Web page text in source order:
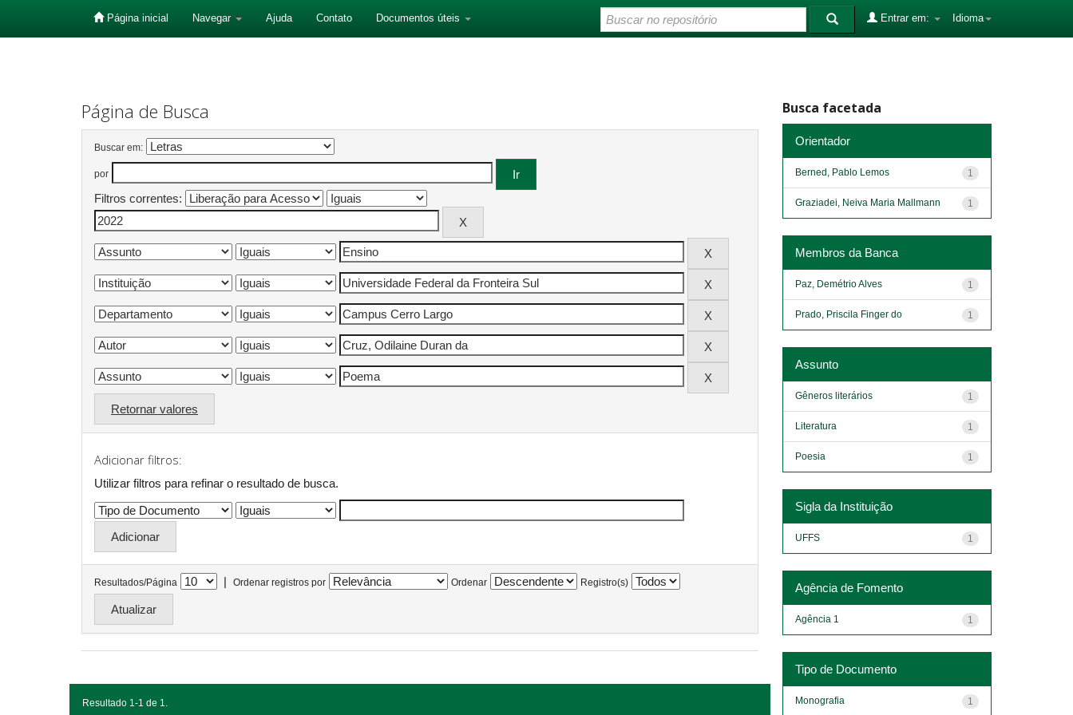
Página inicial Navegar Ajuda Contato Documentos úteis Idioma
Entrar em:
Página de Busca
Buscar em:
por
Filtros correntes:
Retornar valores
Adicionar filtros:
Utilizar filtros para refinar o resultado de busca.
Resultados/Página | Ordenar registros por Ordenar Registro(s)
Resultado 1-1 de 1.
Busca facetada
Orientador
1
Berned, Pablo Lemos
1
Graziadei, Neiva Maria Mallmann
Membros da Banca
1
Paz, Demétrio Alves
1
Prado, Priscila Finger do
Assunto
1
Gêneros literários
1
Literatura
1
Poesia
Sigla da Instituição
1
UFFS
Agência de Fomento
1
Agência 1
Tipo de Documento
1
Monografia